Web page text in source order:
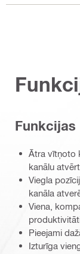
Funkcijas
Ātra vītņoto
kanālu
Viegla
kanāla
Viena,
Pieejami
Izturīga